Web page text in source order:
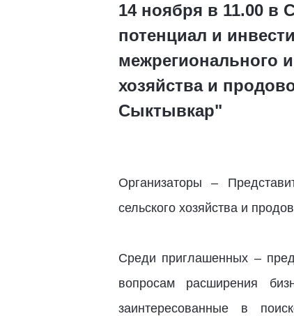
14 ноября в 11.00 в
потенциал и
межрегионального
хозяйства и
Сыктывкар"
Организаторы –
сельского хозяйства и
Среди приглашенных –
вопросам расширения
заинтересованные в